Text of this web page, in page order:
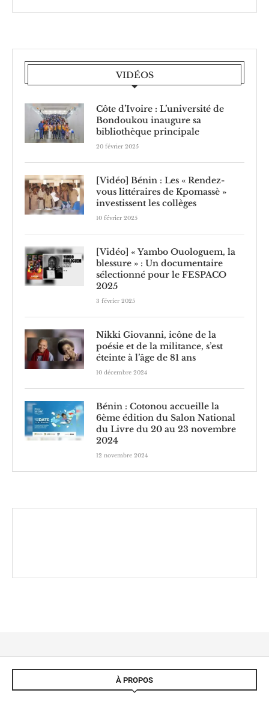
VIDÉOS
Côte d’Ivoire : L’université de
Bondoukou inaugure sa
bibliothèque principale
20 février 2025
[Vidéo] Bénin : Les « Rendez-
vous littéraires de Kpomassè »
investissent les collèges
10 février 2025
[Vidéo] « Yambo Ouologuem, la
blessure » : Un documentaire
sélectionné pour le FESPACO
2025
3 février 2025
Nikki Giovanni, icône de la
poésie et de la militance, s’est
éteinte à l’âge de 81 ans
10 décembre 2024
Bénin : Cotonou accueille la
6ème édition du Salon National
du Livre du 20 au 23 novembre
2024
12 novembre 2024
À PROPOS